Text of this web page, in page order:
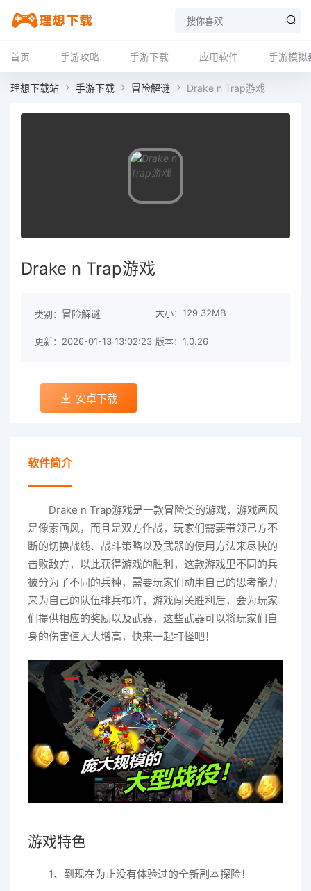
首页 手游攻略 手游下载 应用软件 手游模拟
理想下载站 手游下载 冒险解谜 Drake n Trap游戏
Drake n Trap游戏
类别： 冒险解谜 大小：129.32MB
更新：2026-01-13 13:02:23 版本：1.0.26
安卓下载
软件简介
Drake n Trap游戏是一款冒险类的游戏，游戏画风
是像素画风，而且是双方作战，玩家们需要带领己方不
断的切换战线、战斗策略以及武器的使用方法来尽快的
击败敌方，以此获得游戏的胜利，这款游戏里不同的兵
被分为了不同的兵种，需要玩家们动用自己的思考能力
来为自己的队伍排兵布阵，游戏闯关胜利后，会为玩家
们提供相应的奖励以及武器，这些武器可以将玩家们自
身的伤害值大大增高，快来一起打怪吧！
游戏特色
1、到现在为止没有体验过的全新副本探险！